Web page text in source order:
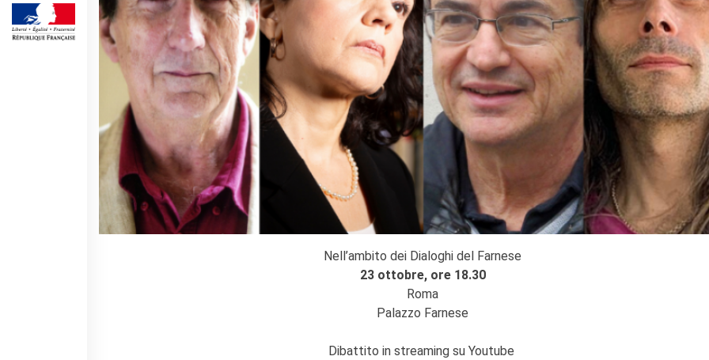
Operazioni artistiche
CINÉMA ET AUDIOVISUEL
Fuori Sala
La Francia al Cinema
Rendez-vous
Residenza XR
LIVRES
DÉBATS D'IDÉES
UNIVERSITÉ, RECHERCHE,
INNOVATION
Étudier en France
Nell’ambito dei Dialoghi del Farnese
23 ottobre, ore 18.30
Roma
Palazzo Farnese
Dibattito in streaming su Youtube